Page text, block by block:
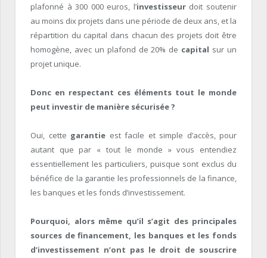
plafonné à 300 000 euros, l’investisseurdoit soutenir
au moins dix projets dans une période de deux ans, et la
répartition du capital dans chacun des projets doit être
homogène, avec un plafond de 20% de capital sur un
projet unique.
Donc en respectant ces éléments tout le monde
peut investir de manière sécurisée ?
Oui, cette garantie est facile et simple d’accès, pour
autant que par « tout le monde » vous entendiez
essentiellement les particuliers, puisque sont exclus du
bénéfice de la garantie les professionnels de la finance,
les banques et les fonds d’investissement.
Pourquoi, alors même qu’il s’agit des principales
sources de financement, les banques et les fonds
d’investissement n’ont pas le droit de souscrire